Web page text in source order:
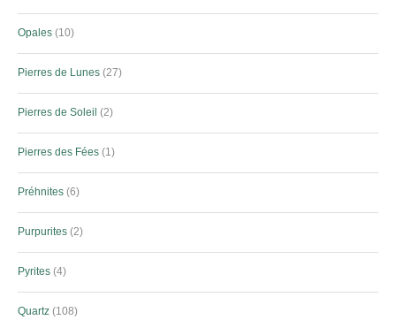
Opales 10
Pierres de Lunes 27
Pierres de Soleil 2
Pierres des Fées 1
Préhnites 6
Purpurites 2
Pyrites 4
Quartz 108